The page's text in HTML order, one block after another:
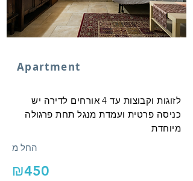
Apartment
לזוגות וקבוצות עד 4 אורחים לדירה יש
כניסה פרטית ועמדת מנגל תחת פרגולה
מיוחדת
החל מ
₪450